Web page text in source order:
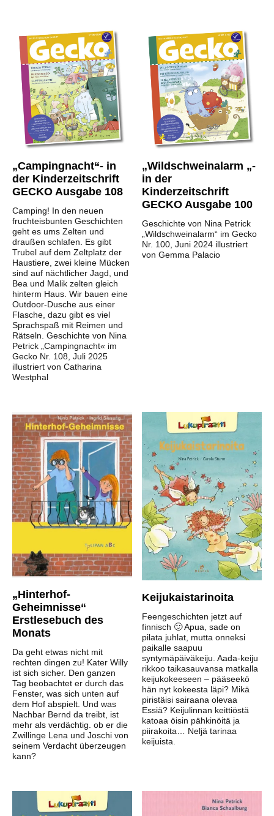
„Campingnacht“- in
der Kinderzeitschrift
GECKO Ausgabe 108
Camping! In den neuen
fruchteisbunten Geschichten
geht es ums Zelten und
draußen schlafen. Es gibt
Trubel auf dem Zeltplatz der
Haustiere, zwei kleine Mücken
sind auf nächtlicher Jagd, und
Bea und Malik zelten gleich
hinterm Haus. Wir bauen eine
Outdoor-Dusche aus einer
Flasche, dazu gibt es viel
Sprachspaß mit Reimen und
Rätseln. Geschichte von Nina
Petrick „Campingnacht« im
Gecko Nr. 108, Juli 2025
illustriert von Catharina
Westphal
„Wildschweinalarm „-
in der
Kinderzeitschrift
GECKO Ausgabe 100
Geschichte von Nina Petrick
„Wildschweinalarm“ im Gecko
Nr. 100, Juni 2024 illustriert
von Gemma Palacio
„Hinterhof-
Geheimnisse“
Erstlesebuch des
Monats
Da geht etwas nicht mit
rechten dingen zu! Kater Willy
ist sich sicher. Den ganzen
Tag beobachtet er durch das
Fenster, was sich unten auf
dem Hof abspielt. Und was
Nachbar Bernd da treibt, ist
mehr als verdächtig. ob er die
Zwillinge Lena und Joschi von
seinem Verdacht überzeugen
kann?
Keijukaistarinoita
Feengeschichten jetzt auf
finnisch 🙂 Apua, sade on
pilata juhlat, mutta onneksi
paikalle saapuu
syntymäpäiväkeiju. Aada-keiju
rikkoo taikasauvansa matkalla
keijukokeeseen – pääseekö
hän nyt kokeesta läpi? Mikä
piristäisi sairaana olevaa
Essiä? Keijulinnan keittiöstä
katoaa öisin pähkinöitä ja
piirakoita… Neljä tarinaa
keijuista.